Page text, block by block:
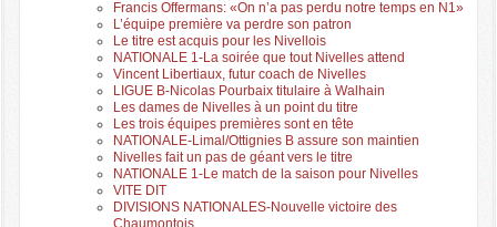
Francis Offermans: «On n’a pas perdu notre temps en N1»
L’équipe première va perdre son patron
Le titre est acquis pour les Nivellois
NATIONALE 1-La soirée que tout Nivelles attend
Vincent Libertiaux, futur coach de Nivelles
LIGUE B-Nicolas Pourbaix titulaire à Walhain
Les dames de Nivelles à un point du titre
Les trois équipes premières sont en tête
NATIONALE-Limal/Ottignies B assure son maintien
Nivelles fait un pas de géant vers le titre
NATIONALE 1-Le match de la saison pour Nivelles
VITE DIT
DIVISIONS NATIONALES-Nouvelle victoire des
Chaumontois